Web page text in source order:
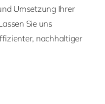
Umsetzung Ihrer
Sie uns
nachhaltiger